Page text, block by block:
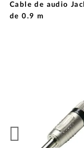
Cable de audio
de 0.9 m